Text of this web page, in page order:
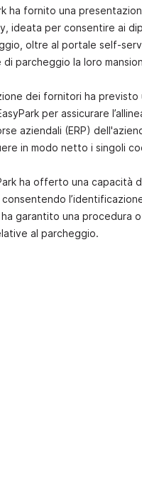
ha fornito una
ideata per consentire ai
oltre al portale self-
parcheggio la loro
dei fornitori ha
per assicurare
aziendali (ERP)
in modo netto i singoli
ha offerto una capacità
consentendo
ha garantito una procedura
al parcheggio.